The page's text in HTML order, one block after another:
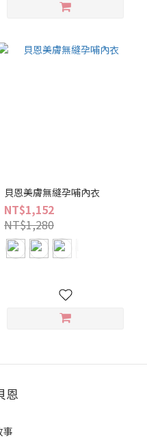
貝恩美膚無縫孕哺內衣
NT$1,152
NT$1,280
恩
事